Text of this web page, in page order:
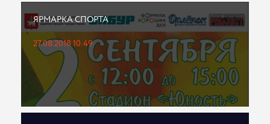
ЯРМАРКА СПОРТА
27.08.2018 10:49